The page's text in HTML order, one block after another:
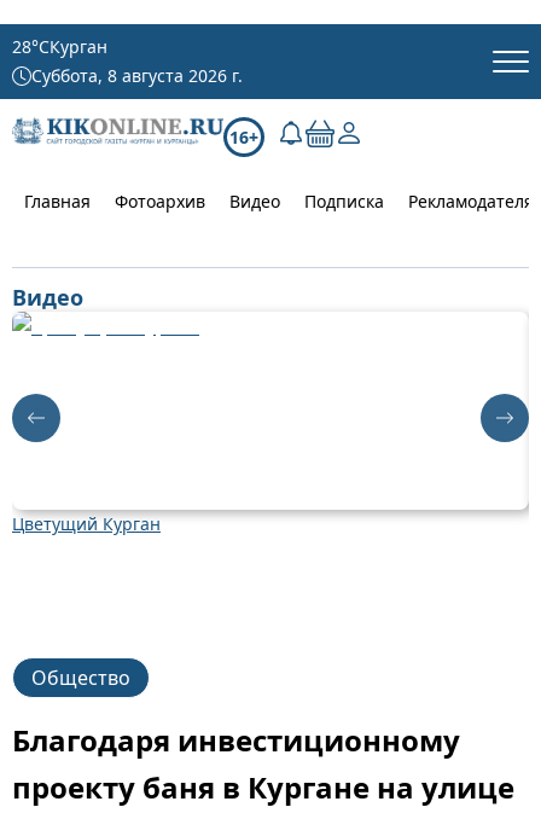
28°CКурган
Суббота, 8 августа 2026 г.
16+
Главная Фотоархив Видео Подписка
Видео
Цветущий Курган
Общество
Благодаря инвестиционному
проекту баня в Кургане на улице